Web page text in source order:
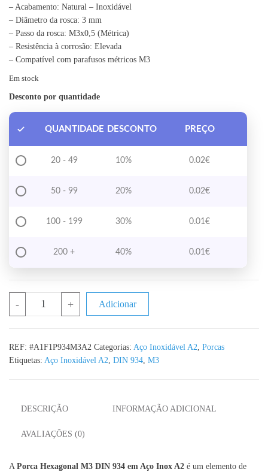
– Acabamento: Natural – Inoxidável
– Diâmetro da rosca: 3 mm
– Passo da rosca: M3x0,5 (Métrica)
– Resistência à corrosão: Elevada
– Compatível com parafusos métricos M3
Em stock
Desconto por quantidade
QUANTIDADE DESCONTO PREÇO
20 - 49 10% 0.02€
50 - 99 20% 0.02€
100 - 199 30% 0.01 €
200 + 40% 0.01 €
- + Adicionar
REF: #A1F1P934M3A2 Categorias: Aço Inoxidável A2 Porcas
Etiquetas: Aço Inoxidável A2 DIN 934 M3
DESCRIÇÃO INFORMAÇÃO ADICIONAL
AVALIAÇÕES (0)
A Porca Hexagonal M3 DIN 934 em Aço Inox A2 é um elemento de